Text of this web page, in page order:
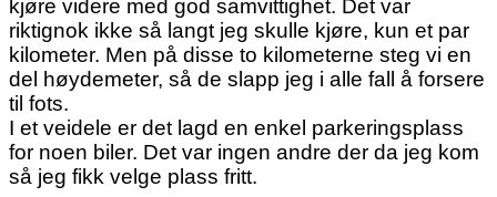
kjøre videre med god samvittighet. Det var
riktignok ikke så langt jeg skulle kjøre, kun et par
kilometer. Men på disse to kilometerne steg vi en
del høydemeter, så de slapp jeg i alle fall å forsere
til fots.
I et veidele er det lagd en enkel parkeringsplass
for noen biler. Det var ingen andre der da jeg kom
så jeg fikk velge plass fritt.